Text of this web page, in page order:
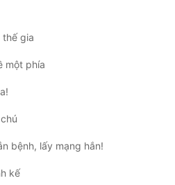
thế gia
một phía
bệnh, lấy mạng hắn!
kế